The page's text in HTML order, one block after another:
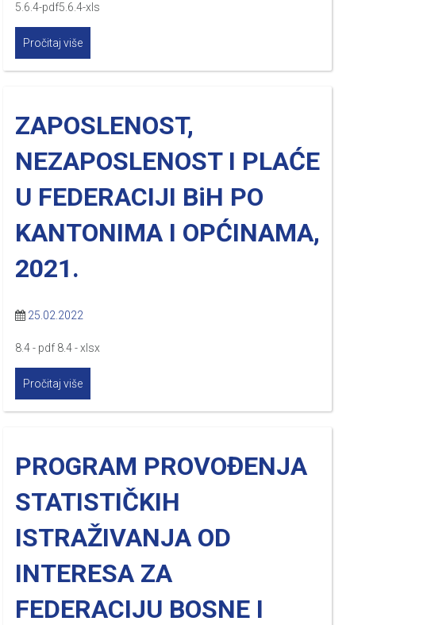
5.6.4-pdf5.6.4-xls
Pročitaj više
ZAPOSLENOST,
NEZAPOSLENOST I PLAĆE
U FEDERACIJI BiH PO
KANTONIMA I OPĆINAMA,
2021.
25.02.2022
8.4 - pdf 8.4 - xlsx
Pročitaj više
PROGRAM PROVOĐENJA
STATISTIČKIH
ISTRAŽIVANJA OD
INTERESA ZA
FEDERACIJU BOSNE I